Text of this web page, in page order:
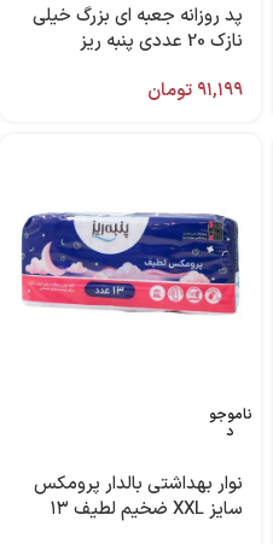
پد روزانه جعبه ای بزرگ خیلی
نازک 20 عددی پنبه ریز
۹۱,۱۹۹ تومان
ناموجو
د
نوار بهداشتی بالدار پرومکس
سایز XXL ضخیم لطیف ۱۳